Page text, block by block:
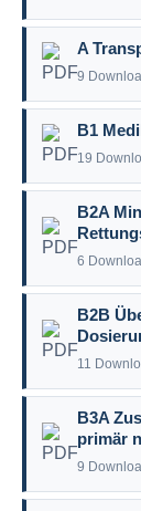
A
9
B1
19
B2A
6
B2B
11
B3A
primär
9